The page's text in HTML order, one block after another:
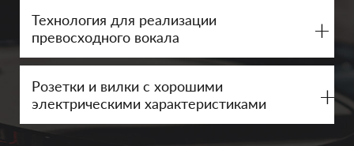
Технология для реализации
превосходного вокала
+
Розетки и вилки с хорошими
электрическими характеристиками
+